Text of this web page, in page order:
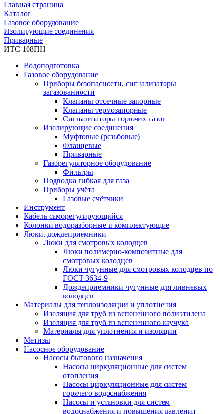
Главная страница
Каталог
Газовое оборудование
Изолирующие соединения
Приварные
ИТС 108ПН
Водоподготовка
Газовое оборудование
Приборы безопасности, сигнализаторы
загазованности
Клапаны отсечные запорные
Клапаны термозапорные
Сигнализаторы горючих газов
Изолирующие соединения
Муфтовые (резьбовые)
Фланцевые
Приварные
Газорегуляторное оборудование
Фильтры
Подводка гибкая для газа
Приборы учёта
Газовые счётчики
Инструмент
Кабель саморегулирующийся
Колонки водоразборные и комплектующие
Люки, дождеприемники
Люки для смотровых колодцев
Люки полимерно-композитные для
смотровых колодцев
Люки чугунные для смотровых колодцев по
ГОСТ 3634-9
Дождеприемники чугунные для ливневых
колодцев
Материалы для теплоизоляции и уплотнения
Изоляция для труб из вспененного полиэтилена
Изоляция для труб из вспененного каучука
Материалы для уплотнения и изоляции
Метизы
Насосное оборудование
Насосы бытового назначения
Насосы циркуляционные для систем
отопления
Насосы циркуляционные для систем
горячего водоснабжения
Насосы и установки для систем
водоснабжения и повышения давления